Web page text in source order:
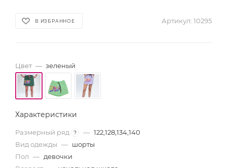
В ИЗБРАННОЕ Артикул: 10295
Цвет — зеленый
Характеристики
Размерный ряд ? — 122,128,134,140
Вид одежды — шорты
Пол — девочки